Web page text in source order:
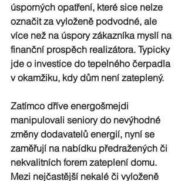
úsporných opatření, které sice nelze
označit za vyloženě podvodné, ale
více než na úspory zákazníka myslí na
finanční prospěch realizátora. Typicky
jde o investice do tepelného čerpadla
v okamžiku, kdy dům není zateplený.
Zatímco dříve energošmejdi
manipulovali seniory do nevýhodné
změny dodavatelů energií, nyní se
zaměřují na nabídku předražených či
nekvalitních forem zateplení domu.
Mezi nejčastější nekalé či vyloženě